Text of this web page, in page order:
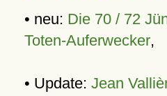
• neu: Die 70 / 72
Toten-Auferwecker,
• Update: Jean